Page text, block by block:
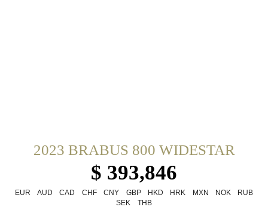
2023 BRABUS 800 WIDESTAR
$ 393,846
EUR AUD CAD CHF CNY GBP HKD HRK MXN NOK
RUB
SEK
THB